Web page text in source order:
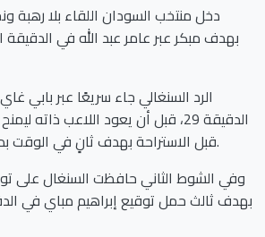
دخل منتخب السودان اللقاء بلا رهبة
بهدف مبكر عبر عامر عبد الله في
الرد السنغالي جاء سريعًا عبر بابي
الدقيقة 29، قبل أن يعود اللاعب ذاته
قبل الاستراحة بهدف ثانٍ في الوقت بدل الضائع للشوط الأول.
وفي الشوط الثاني حافظت السنغال على